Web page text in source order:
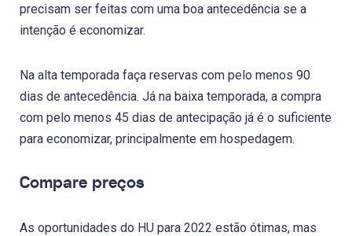
precisam ser feitas com uma boa antecedência se a
intenção é economizar.
Na alta temporada faça reservas com pelo menos 90
dias de antecedência. Já na baixa temporada, a compra
com pelo menos 45 dias de antecipação já é o suficiente
para economizar, principalmente em hospedagem.
Compare preços
As oportunidades do HU para 2022 estão ótimas, mas